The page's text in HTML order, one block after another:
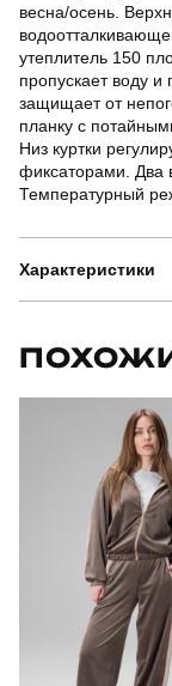
весна/осень.
утеплитель 150
пропускает воду
защищает от
планку с
Низ куртки
фиксаторами. Два
Температурный
Характеристики
Призначення
Країна - виробник